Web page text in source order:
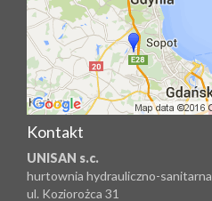
Kontakt
UNISAN s.c.
hurtownia hydrauliczno-sanitarna
ul. Koziorożca 31